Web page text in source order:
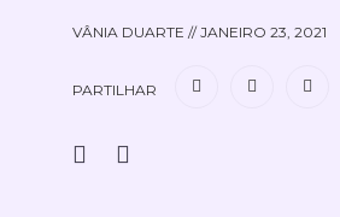
VÂNIA DUARTE //JANEIRO 23, 2021
PARTILHAR